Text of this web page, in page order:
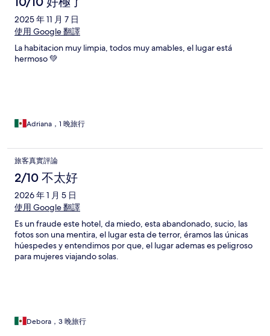
2025 年 11 月 7 日
使用 Google 翻譯
La habitacion muy limpia, todos muy amables, el lugar está
hermoso 💚
Adriana，1 晚旅行
旅客真實評論
2/10 不太好
2026 年 1 月 5 日
使用 Google 翻譯
Es un fraude este hotel, da miedo, esta abandonado, sucio, las
fotos son una mentira, el lugar esta de terror, éramos las únicas
húespedes y entendimos por que, el lugar ademas es peligroso
para mujeres viajando solas.
Debora，3 晚旅行